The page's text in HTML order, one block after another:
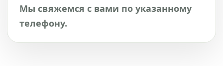
Мы свяжемся с вами по указанному
телефону.